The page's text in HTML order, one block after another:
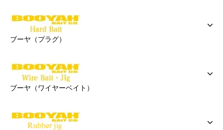
ブーヤ（プラグ）
ブーヤ（ワイヤーベイト）